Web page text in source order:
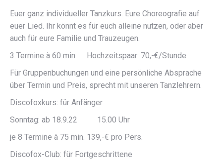
Euer ganz individueller Tanzkurs. Eure Choreografie auf
euer Lied. Ihr könnt es für euch alleine nutzen, oder aber
auch für eure Familie und Trauzeugen.
3 Termine à 60 min. Hochzeitspaar: 70,-€/Stunde
Für Gruppenbuchungen und eine persönliche Absprache
über Termin und Preis, sprecht mit unseren Tanzlehrern.
Discofoxkurs: für Anfänger
Sonntag: ab 18.9.22 15.00 Uhr
je 8 Termine à 75 min. 139,-€ pro Pers.
Discofox-Club: für Fortgeschrittene